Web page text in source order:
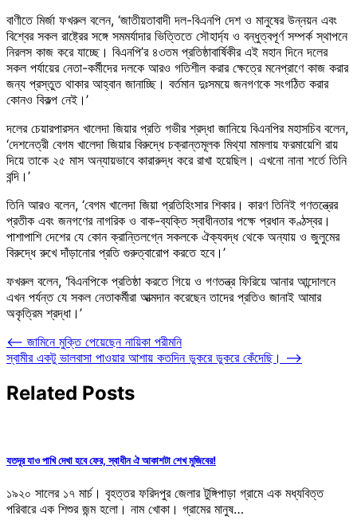
বাণীতে মির্জা ফখরুল বলেন, ‘জাতীয়তাবাদী দল-বিএনপি দেশ ও মানুষের উন্নয়ন এবং
বিশ্বের সকল রাষ্ট্রের সঙ্গে সমমর্যাদার ভিত্তিতে সৌহার্দ্য ও বন্ধুত্বপূর্ণ সম্পর্ক স্থাপনে
নিরলস কাজ করে যাচ্ছে। বিএনপি’র ৪৩তম প্রতিষ্ঠাবার্ষিকীর এই মহান দিনে দলের
সকল পর্যায়ের নেতা-কর্মীদের দলকে আরও গতিশীল করার ক্ষেত্রে মনেপ্রাণে কাজ করার
জন্য প্রস্তুত থাকার আহ্বান জানাচ্ছি। বর্তমান দুঃসময়ে জনগণকে সংগঠিত করার
কোনও বিকল্প নেই।’
দলের চেয়ারপারসন খালেদা জিয়ার প্রতি গভীর শ্রদ্ধা জানিয়ে বিএনপির মহাসচিব বলেন,
‘দেশনেত্রী বেগম খালেদা জিয়ার বিরুদ্ধে চক্রান্তমূলক মিথ্যা মামলায় ফরমায়েশি রায়
দিয়ে তাকে ২৫ মাস অন্যায়ভাবে কারারুদ্ধ করে রাখা হয়েছিল। এখনো নানা শর্তে তিনি
বন্দি।’
তিনি আরও বলেন, ‘বেগম খালেদা জিয়া প্রতিহিংসার শিকার। কারণ তিনিই গণতন্ত্রের
প্রতীক এবং জনগণের নাগরিক ও বাক-ব্যক্তি স্বাধীনতার পক্ষে প্রধান কণ্ঠস্বর।
পাশাপাশি দেশের যে কোন ক্রান্তিলগ্নে সকলকে ঐক্যবদ্ধ থেকে অন্যায় ও জুলুমের
বিরুদ্ধে রুখে দাঁড়ানোর প্রতি গুরুত্বারোপ করতে হবে।’
ফখরুল বলেন, ‘বিএনপিকে প্রতিষ্ঠা করতে গিয়ে ও গণতন্ত্র ফিরিয়ে আনার আন্দোলনে
এখন পর্যন্ত যে সকল নেতাকর্মীরা আত্মদান করেছেন তাদের প্রতিও জানাই আমার
অকৃত্রিম শ্রদ্ধা।’
Post
navigation
⟵ জামিনে মুক্তি পেয়েছেন নায়িকা পরীমনি
স্বামীর একটু ভালবাসা পাওয়ার আশায় কতদিন ডুকরে ডুকরে কেঁদেছি। ⟶
Related Posts
যতদূর যাও পাখি দেখা হবে ফের, স্বাধীন ঐ আকাশটা শেখ মুজিবের!
১৯২০ সালের ১৭ মার্চ। বৃহত্তর ফরিদপুর জেলার টুঙ্গিপাড়া গ্রামে এক মধ্যবিত্ত
পরিবারে এক শিশুর জন্ম হলো। নাম খোকা। গ্রামের মানুষ…